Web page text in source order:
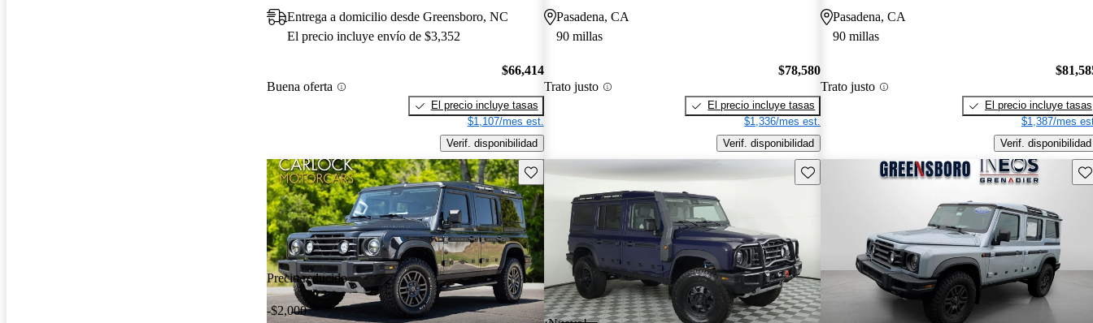
Entrega a domicilio desde Greensboro, NC
El precio incluye envío de $3,352
Buena oferta
$66,414
El precio incluye tasas
$1,107/mes est.
Verif. disponibilidad
Pasadena, CA
90 millas
Trato justo
$78,580
El precio incluye tasas
$1,336/mes est.
Verif. disponibilidad
Pasadena, CA
90 millas
Trato justo
El precio incluye tasas
$1,387/mes
Verif. disponibilidad
Precio reducido
-$2,000
Guarda este Aviso Guarda este Aviso